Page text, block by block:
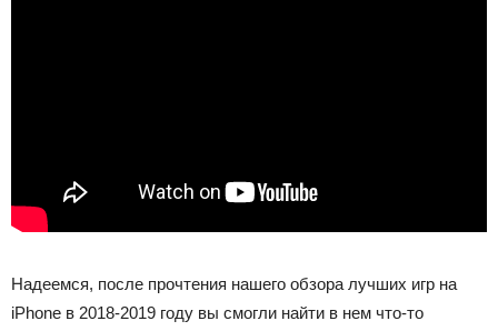
Надеемся, после прочтения нашего обзора лучших игр на
iPhone в 2018-2019 году вы смогли найти в нем что-то